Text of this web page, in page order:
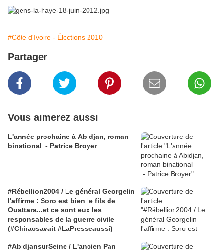
#Côte d'Ivoire - Élections 2010
Partager
Vous aimerez aussi
L'année prochaine à Abidjan, roman
binational - Patrice Broyer
#Rébellion2004 / Le général Georgelin
l'affirme : Soro est bien le fils de
Ouattara...et ce sont eux les
responsables de la guerre civile
(#Chiracsavait #LaPresseaussi)
#AbidjansurSeine / L'ancien Pan